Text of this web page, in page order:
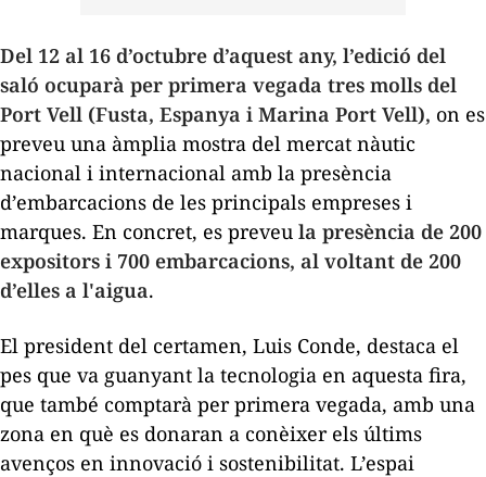
Del 12 al 16 d’octubre d’aquest any, l’edició del
saló ocuparà per primera vegada tres molls del
Port Vell (Fusta, Espanya i Marina Port Vell), on es
preveu una àmplia mostra del mercat nàutic
nacional i internacional amb la presència
d’embarcacions de les principals empreses i
marques. En concret, es preveu la presència de 200
expositors i 700 embarcacions, al voltant de 200
d’elles a l'aigua.
El president del certamen, Luis Conde, destaca el
pes que va guanyant la tecnologia en aquesta fira,
que també comptarà per primera vegada, amb una
zona en què es donaran a conèixer els últims
avenços en innovació i sostenibilitat. L’espai